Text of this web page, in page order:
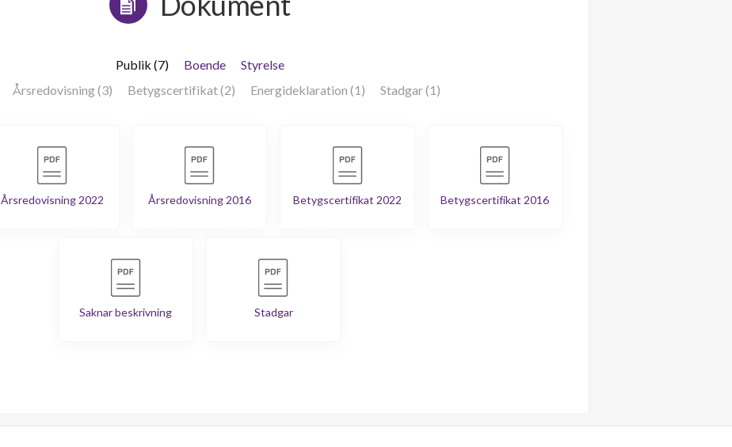
Publik (7) Boende
Styrelse
Årsredovisning (3) Betygscertifikat (2) Energideklaration (1) Stadgar (1)
Årsredovisning 2022 Årsredovisning 2016 Betygscertifikat 2022 Betygscertifikat 2016
Saknar beskrivning Stadgar